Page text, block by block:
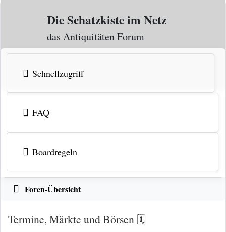
Zum Inhalt
Die Schatzkiste im Netz
das Antiquitäten Forum
Schnellzugriff
FAQ
Boardregeln
Foren-Übersicht
Termine, Märkte und Börsen 🗓️